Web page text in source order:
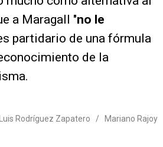
a Maragall "no le
partidario de una fórmula
de la
Rodríguez Zapatero /
Mariano Rajoy